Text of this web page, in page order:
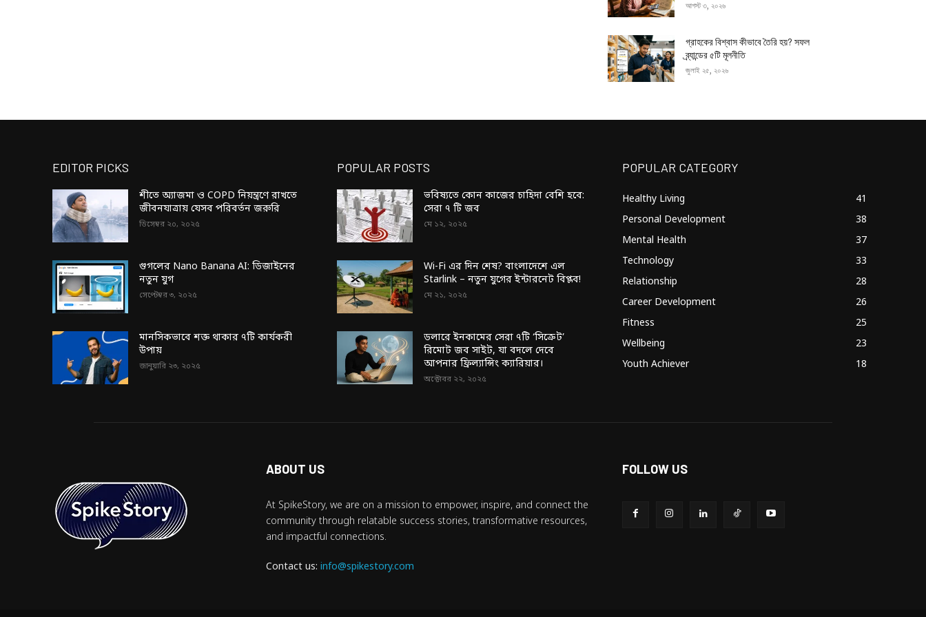
আগস্ট ৩, ২০২৬
গ্রাহকের বিশ্বাস কীভাবে তৈরি হয়? সফল
ব্র্যান্ডের ৫টি মূলনীতি
জুলাই ২৫, ২০২৬
EDITOR PICKS
শীতে অ্যাজমা ও COPD নিয়ন্ত্রণে রাখতে
জীবনযাত্রায় যেসব পরিবর্তন জরুরি
ডিসেম্বর ২০, ২০২৫
গুগলের Nano Banana AI: ডিজাইনের
নতুন যুগ
সেপ্টেম্বর ৩, ২০২৫
মানসিকভাবে শক্ত থাকার ৭টি কার্যকরী
উপায়
জানুয়ারি ২৩, ২০২৫
POPULAR POSTS
ভবিষ্যতে কোন কাজের চাহিদা বেশি হবে:
সেরা ৭ টি জব
মে ১২, ২০২৫
Wi-Fi এর দিন শেষ? বাংলাদেশে এল
Starlink – নতুন যুগের ইন্টারনেট বিপ্লব!
মে ২১, ২০২৫
ডলারে ইনকামের সেরা ৭টি ‘সিক্রেট’
রিমোট জব সাইট, যা বদলে দেবে
আপনার ফ্রিল্যান্সিং ক্যারিয়ার।
অক্টোবর ২২, ২০২৫
POPULAR CATEGORY
Healthy Living
41
Personal Development
38
Mental Health
37
Technology
33
Relationship
28
Career Development
26
Fitness
25
Wellbeing
23
Youth Achiever
18
ABOUT US
At SpikeStory, we are on a mission to empower, inspire, and connect the
community through relatable success stories, transformative resources,
and impactful connections.
Contact us: info@spikestory.com
FOLLOW US